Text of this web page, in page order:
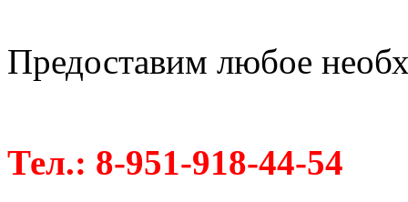
Предоставим любое
Тел.: 8-951-918-44-54